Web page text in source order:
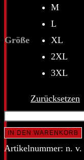
Größe
M
L
XL
2XL
3XL
Zurücksetzen
Rock
DieVillage
Festival
IN DEN WARENKORB
Artikelnummer: n. v.